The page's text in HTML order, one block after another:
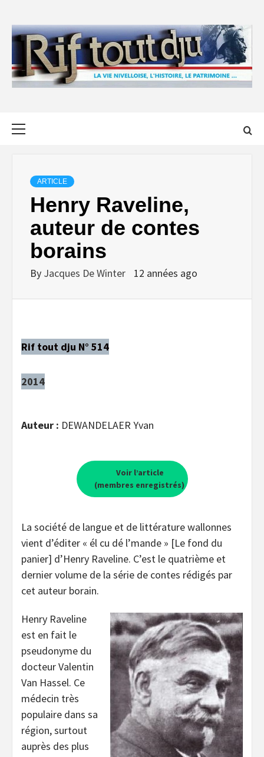
content
ARTICLE
Henry Raveline,
auteur de contes
borains
By Jacques De Winter 12 années ago
Rif tout dju N° 514
2014
Auteur : DEWANDELAER Yvan
Voir l’article
(membres enregistrés)
La société de langue et de littérature wallonnes
vient d’éditer « él cu dé l’mande » [Le fond du
panier] d’Henry Raveline. C’est le quatrième et
dernier volume de la série de contes rédigés par
cet auteur borain.
Henry Raveline
est en fait le
pseudonyme du
docteur Valentin
Van Hassel. Ce
médecin très
populaire dans sa
région, surtout
auprès des plus